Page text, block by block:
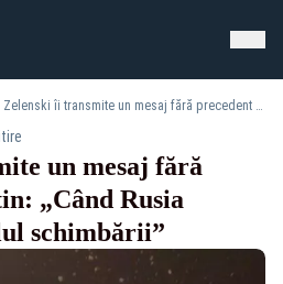
Zelenski îi transmite un mesaj fără precedent lui Putin: „Când Rusia obosește, vine valul schimbării”
un mesaj fără
„Când Rusia
schimbării”